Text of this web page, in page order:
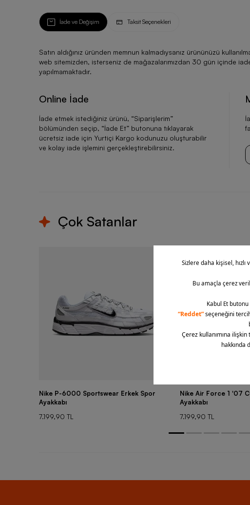
İade ve Değişim Taksit Seçenekleri
Satın aldığınız üründen memnun kalmadıysanız ürününüzü
web sitemizden, isterseniz de mağazalarımızdan 30 gün içinde
yapılmamaktadır.
Online İade
İade etmek istediğiniz ürünü, “Siparişlerim”
bölümünden seçip, “İade Et” butonuna tıklayarak
ücretsiz iade için Yurtiçi Kargo kodunuzu oluşturabilir
ve kolay iade işlemini gerçekleştirebilirsiniz.
Çok Satanlar
Nike P-6000 Sportswear Erkek Spor
Ayakkabı
7.199,90 TL
Nike Air Force 1 '07
Ayakkabı
7.199,90 TL